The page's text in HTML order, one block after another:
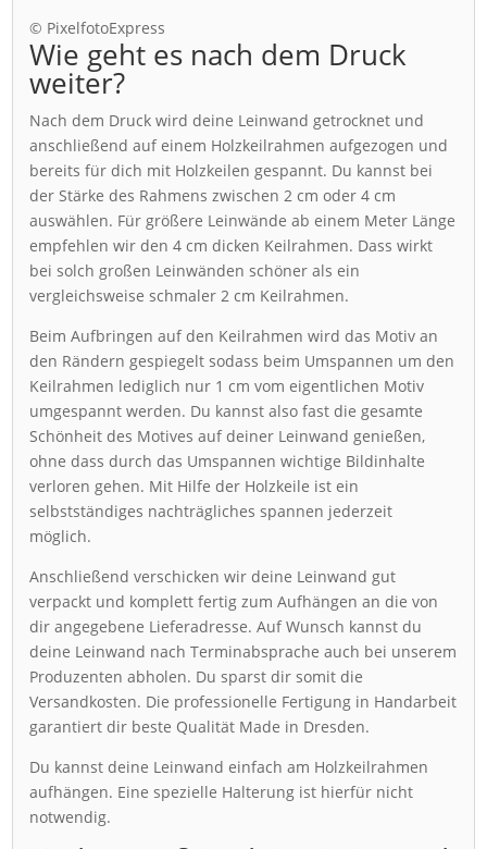
© PixelfotoExpress
Wie geht es nach dem Druck
weiter?
Nach dem Druck wird deine Leinwand getrocknet und
anschließend auf einem Holzkeilrahmen aufgezogen und
bereits für dich mit Holzkeilen gespannt. Du kannst bei
der Stärke des Rahmens zwischen 2 cm oder 4 cm
auswählen. Für größere Leinwände ab einem Meter Länge
empfehlen wir den 4 cm dicken Keilrahmen. Dass wirkt
bei solch großen Leinwänden schöner als ein
vergleichsweise schmaler 2 cm Keilrahmen.
Beim Aufbringen auf den Keilrahmen wird das Motiv an
den Rändern gespiegelt sodass beim Umspannen um den
Keilrahmen lediglich nur 1 cm vom eigentlichen Motiv
umgespannt werden. Du kannst also fast die gesamte
Schönheit des Motives auf deiner Leinwand genießen,
ohne dass durch das Umspannen wichtige Bildinhalte
verloren gehen. Mit Hilfe der Holzkeile ist ein
selbstständiges nachträgliches spannen jederzeit
möglich.
Anschließend verschicken wir deine Leinwand gut
verpackt und komplett fertig zum Aufhängen an die von
dir angegebene Lieferadresse. Auf Wunsch kannst du
deine Leinwand nach Terminabsprache auch bei unserem
Produzenten abholen. Du sparst dir somit die
Versandkosten. Die professionelle Fertigung in Handarbeit
garantiert dir beste Qualität Made in Dresden.
Du kannst deine Leinwand einfach am Holzkeilrahmen
aufhängen. Eine spezielle Halterung ist hierfür nicht
notwendig.